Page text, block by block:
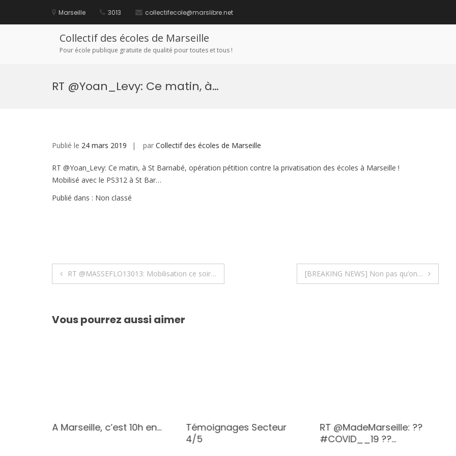
contenu
Marseille 3013 collectifecole@marslibre.net
Collectif des écoles de Marseille
Pour école publique gratuite de qualité pour toutes et tous !
RT @Yoan_Levy: Ce matin, à…
Publié le 24 mars 2019 par Collectif des écoles de Marseille
RT @Yoan_Levy: Ce matin, à St Barnabé, opération pétition contre la privatisation des écoles à Marseille !
Mobilisé avec le PS312 à St Bar…
Publié dans : Non classé
Navigation
l’article
RT @MASSEFLO13013: Mobilisation ce soir… [BREAKING NEWS] Non pas qu’on…
Vous pourrez aussi aimer
A Marseille, c’est 10h en…
Témoignages Secteur
4/5
RT @MadeMarseille: ??
#COVID__19 ??…